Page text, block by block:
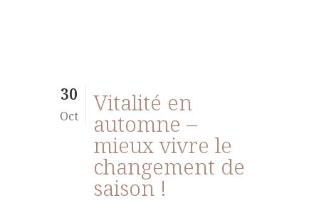
30
Oct Vitalité en
automne –
mieux vivre le
changement de
saison !